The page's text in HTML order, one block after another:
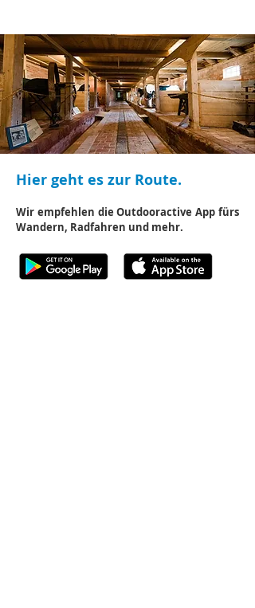
Hier geht es zur Route.
Wir empfehlen die Outdooractive App fürs
Wandern, Radfahren und mehr.